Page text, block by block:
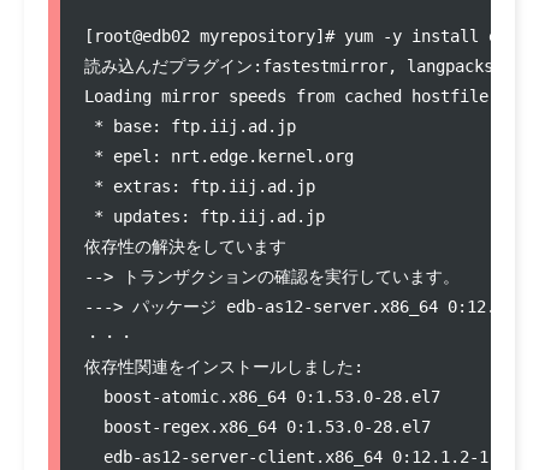
[root@edb02 myrepository]# yum -y install edb-
読み込んだプラグイン:fastestmirror, langpacks
Loading mirror speeds from cached hostfile
* base: ftp.iij.ad.jp
* epel: nrt.edge.kernel.org
* extras: ftp.iij.ad.jp
* updates: ftp.iij.ad.jp
依存性の解決をしています
--> トランザクションの確認を実行しています。
---> パッケージ edb-as12-server.x86_64 0:12.1.2-
・・・
依存性関連をインストールしました:
boost-atomic.x86_64 0:1.53.0-28.el7
boost-regex.x86_64 0:1.53.0-28.el7
edb-as12-server-client.x86_64 0:12.1.2-